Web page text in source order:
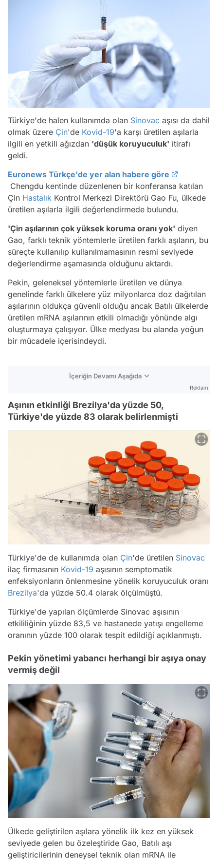
Türkiye'de halen kullanımda olan Sinovac aşısı da dahil
olmak üzere Çin'de Kovid-19'a karşı üretilen aşılarla
ilgili en yetkili ağızdan 'düşük koruyuculuk' itirafı
geldi.
Euronews Türkçe'de yer alan habere göre
Chengdu kentinde düzenlenen bir konferansa katılan
Çin Hastalık Kontrol Merkezi Direktörü Gao Fu, ülkede
üretilen aşılarla ilgili değerlendirmede bulundu.
'Çin aşılarının çok yüksek koruma oranı yok' diyen
Gao, farklı teknik yöntemlerle üretilen farklı aşıların, bu
süreçte kullanılıp kullanılmamasının resmi seviyede
değerlendirme aşamasında olduğunu aktardı.
Pekin, geleneksel yöntemlerle üretilen ve dünya
genelinde farklı ülkelere yüz milyonlarca doz dağıtılan
aşılarının oldukça güvenli olduğu ancak Batılı ülkelerde
üretilen mRNA aşılarının etkili olmadığı yönünde algı
oluşturmaya çalışıyor. Ülke medyası bu alanda yoğun
bir mücadele içerisindeydi.
İçeriğin Devamı Aşağıda
Reklam
Aşının etkinliği Brezilya'da yüzde 50,
Türkiye'de yüzde 83 olarak belirlenmişti
Türkiye'de de kullanımda olan Çin'de üretilen Sinovac
ilaç firmasının Kovid-19 aşısının semptomatik
enfeksiyonların önlenmesine yönelik koruyuculuk oranı
Brezilya'da yüzde 50.4 olarak ölçülmüştü.
Türkiye'de yapılan ölçümlerde Sinovac aşısının
etkililiğinin yüzde 83,5 ve hastanede yatışı engelleme
oranının yüzde 100 olarak tespit edildiği açıklanmıştı.
Pekin yönetimi yabancı herhangi bir aşıya onay
vermiş değil
Ülkede geliştirilen aşılara yönelik ilk kez en yüksek
seviyede gelen bu özeleştiride Gao, Batılı aşı
geliştiricilerinin deneysel teknik olan mRNA ile